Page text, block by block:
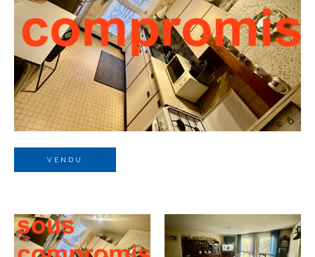
VENDU
Budget
Budget
Surface
Surface
Pièces
Référence
AFFINER LES CRITÈRES